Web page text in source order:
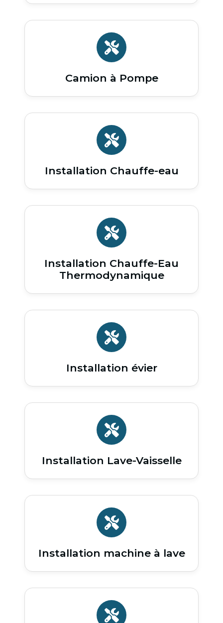
Camion à Pompe
Installation Chauffe-eau
Installation Chauffe-Eau
Thermodynamique
Installation évier
Installation Lave-Vaisselle
Installation machine à lave